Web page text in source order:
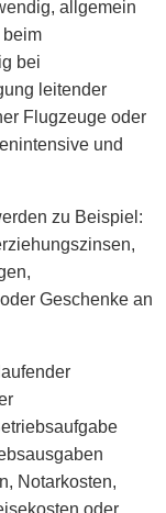
allgemein
bei
leitender
Flugzeuge oder
und
zu Beispiel:
Geschenke an
Notarkosten,
oder